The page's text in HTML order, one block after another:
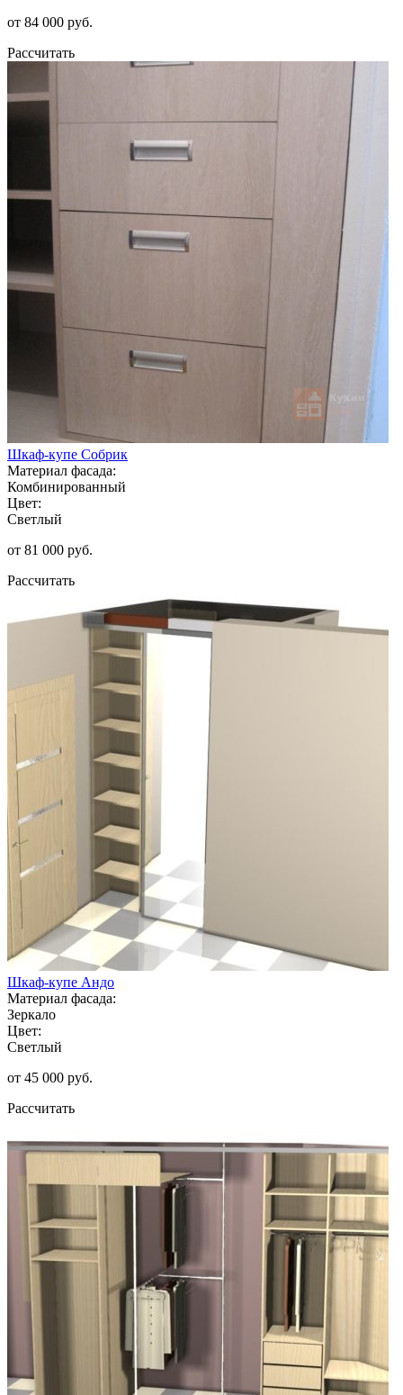
от 84 000 руб.
Рассчитать
Шкаф-купе Собрик
Материал фасада:
Комбинированный
Цвет:
Светлый
от 81 000 руб.
Рассчитать
Шкаф-купе Андо
Материал фасада:
Зеркало
Цвет:
Светлый
от 45 000 руб.
Рассчитать